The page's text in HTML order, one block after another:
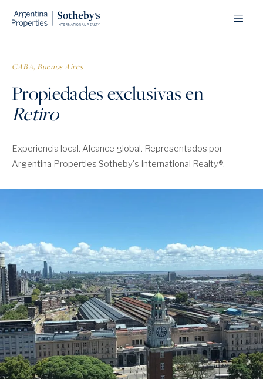
CABA, Buenos Aires
Propiedades exclusivas en
Retiro
Experiencia local. Alcance global. Representados por
Argentina Properties Sotheby's International Realty®.